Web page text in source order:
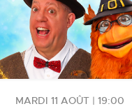
MARDI 11 AOÛT | 19:00